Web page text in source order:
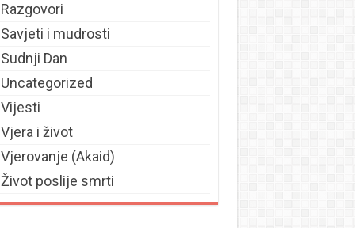
Razgovori
Savjeti i mudrosti
Sudnji Dan
Uncategorized
Vijesti
Vjera i život
Vjerovanje (Akaid)
Život poslije smrti